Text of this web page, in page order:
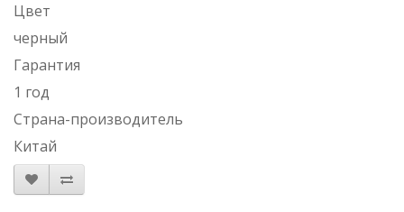
Цвет
черный
Гарантия
1 год
Страна-производитель
Китай